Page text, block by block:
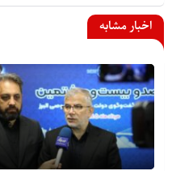
اخبار مشابه